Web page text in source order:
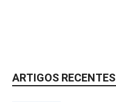
ARTIGOS RECENTES